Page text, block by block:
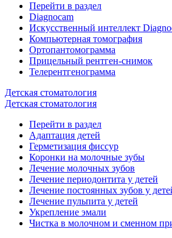
Перейти в раздел
Diagnocam
Искусственный интеллект
Компьютерная томография
Ортопантомограмма
Прицельный рентген-снимок
Телерентгенограмма
Детская стоматология
Детская стоматология
Перейти в раздел
Адаптация детей
Герметизация фиссур
Коронки на молочные зубы
Лечение молочных зубов
Лечение периодонтита у детей
Лечение постоянных зубов у
Лечение пульпита у детей
Укрепление эмали
Чистка в молочном и сменном